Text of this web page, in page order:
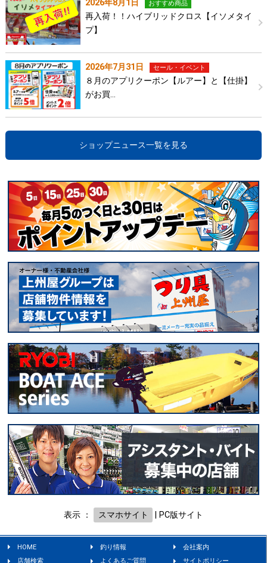
2026年8月1日 おすすめ商品
再入荷！！ハイブリッドクロス【イソメタイ
プ】
2026年7月31日 セール・イベント
８月のアプリクーポン【ルアー】と【仕掛】
がお買…
ショップニュース一覧を見る
表示 ： スマホサイト PC版サイト
HOME 釣り情報
会社案内
店舗検索
よくあるご質問 サイトポリシー